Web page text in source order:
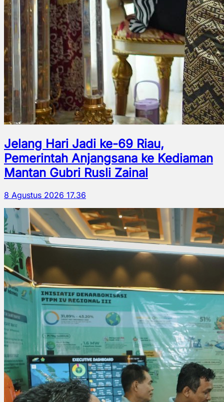
Jelang Hari Jadi ke-69 Riau,
Pemerintah Anjangsana ke Kediaman
Mantan Gubri Rusli Zainal
8 Agustus 2026 17.36